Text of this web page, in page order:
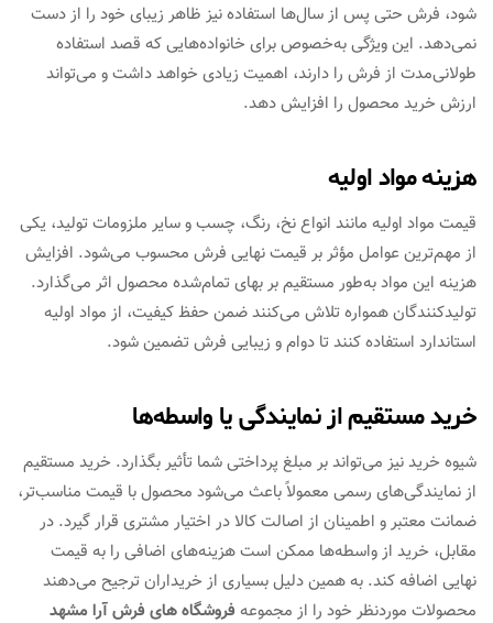
شود، فرش حتی پس از سال‌ها استفاده نیز ظاهر زیبای خود را از دست
نمی‌دهد. این ویژگی به‌خصوص برای خانواده‌هایی که قصد استفاده
طولانی‌مدت از فرش را دارند، اهمیت زیادی خواهد داشت و می‌تواند
ارزش خرید محصول را افزایش دهد.
هزینه مواد اولیه
قیمت مواد اولیه مانند انواع نخ، رنگ، چسب و سایر ملزومات تولید، یکی
از مهم‌ترین عوامل مؤثر بر قیمت نهایی فرش محسوب می‌شود. افزایش
هزینه این مواد به‌طور مستقیم بر بهای تمام‌شده محصول اثر می‌گذارد.
تولیدکنندگان همواره تلاش می‌کنند ضمن حفظ کیفیت، از مواد اولیه
استاندارد استفاده کنند تا دوام و زیبایی فرش تضمین شود.
خرید مستقیم از نمایندگی یا واسطه‌ها
شیوه خرید نیز می‌تواند بر مبلغ پرداختی شما تأثیر بگذارد. خرید مستقیم
از نمایندگی‌های رسمی معمولاً باعث می‌شود محصول با قیمت مناسب‌تر،
ضمانت معتبر و اطمینان از اصالت کالا در اختیار مشتری قرار گیرد. در
مقابل، خرید از واسطه‌ها ممکن است هزینه‌های اضافی را به قیمت
نهایی اضافه کند. به همین دلیل بسیاری از خریداران ترجیح می‌دهند
محصولات موردنظر خود را از مجموعه فروشگاه های فرش آرا مشهد